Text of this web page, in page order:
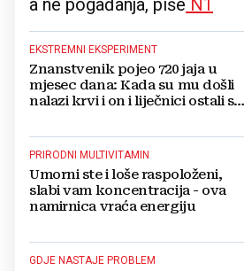
a ne pogađanja, piše N1
EKSTREMNI EKSPERIMENT
Znanstvenik pojeo 720 jaja u
mjesec dana: Kada su mu došli
nalazi krvi i on i liječnici ostali su
PRIRODNI MULTIVITAMIN
Umorni ste i loše raspoloženi,
slabi vam koncentracija - ova
namirnica vraća energiju
GDJE NASTAJE PROBLEM